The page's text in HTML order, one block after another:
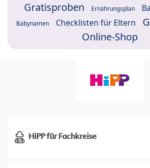
Gratisproben Ernährungsplan
Babynamen Checklisten für Eltern
Online-Shop
HiPP für Fachkreise